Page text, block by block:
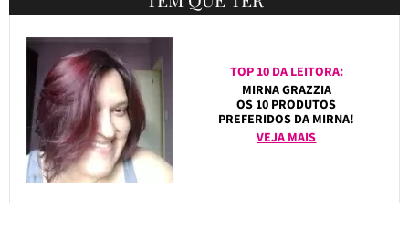
TOP 10 DA LEITORA:
MIRNA GRAZZIA
OS 10 PRODUTOS
PREFERIDOS DA MIRNA!
VEJA MAIS